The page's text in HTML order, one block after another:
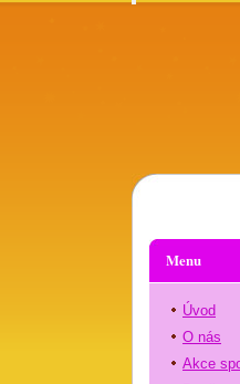
Menu
Úvod
O nás
Akce